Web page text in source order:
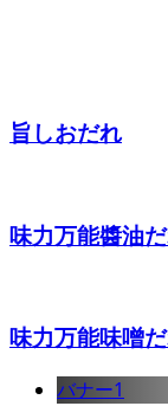
旨しおだれ
味力万能醬油
味力万能味噌
バナー1